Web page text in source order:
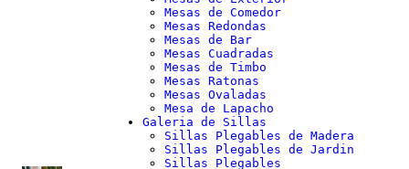
Mesas de Comedor
Mesas Redondas
Mesas de Bar
Mesas Cuadradas
Mesas de Timbo
Mesas Ratonas
Mesas Ovaladas
Mesa de Lapacho
Galeria de Sillas
Sillas Plegables de Madera
Sillas Plegables de Jardin
Sillas Plegables